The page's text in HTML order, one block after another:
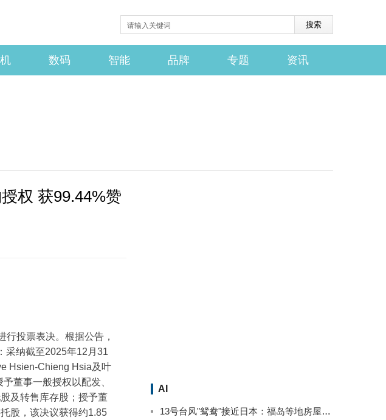
数码 智能 品牌 专题 资讯
权 获99.44%赞
投票表决。根据公告，
采纳截至2025年12月31
Hsien-Chieng Hsia及叶
董事一般授权以配发、
及转售库存股；授予董
股，该决议获得约1.85
AI
13号台风"鸳鸯"接近日本：福岛等地房屋被淹停电 已致2人死亡